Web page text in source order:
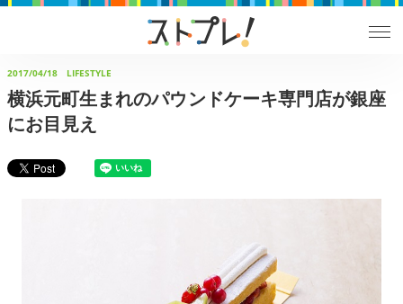
2017/04/18 LIFESTYLE
横浜元町生まれのパウンドケーキ専門店が銀座
にお目見え